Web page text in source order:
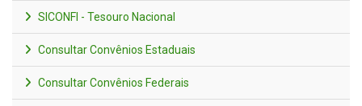
SICONFI - Tesouro Nacional
Consultar Convênios Estaduais
Consultar Convênios Federais